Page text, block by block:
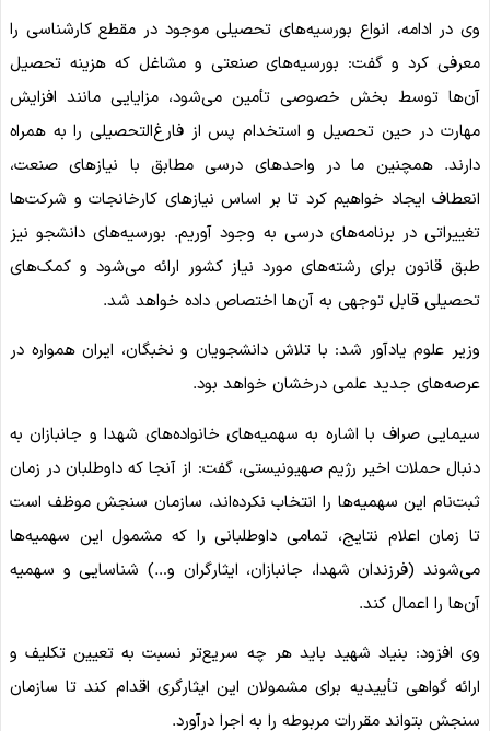
وی در ادامه، انواع بورسیه‌های تحصیلی موجود در مقطع کارشناسی را
معرفی کرد و گفت: بورسیه‌های صنعتی و مشاغل که هزینه تحصیل
آن‌ها توسط بخش خصوصی تأمین می‌شود، مزایایی مانند افزایش
مهارت در حین تحصیل و استخدام پس از فارغ‌التحصیلی را به همراه
دارند. همچنین ما در واحدهای درسی مطابق با نیازهای صنعت،
انعطاف ایجاد خواهیم کرد تا بر اساس نیازهای کارخانجات و شرکت‌ها
تغییراتی در برنامه‌های درسی به وجود آوریم. بورسیه‌های دانشجو نیز
طبق قانون برای رشته‌های مورد نیاز کشور ارائه می‌شود و کمک‌های
تحصیلی قابل توجهی به آن‌ها اختصاص داده خواهد شد.
وزیر علوم یادآور شد: با تلاش دانشجویان و نخبگان، ایران همواره در
عرصه‌های جدید علمی درخشان خواهد بود.
سیمایی صراف با اشاره به سهمیه‌های خانواده‌های شهدا و جانبازان به
دنبال حملات اخیر رژیم صهیونیستی، گفت: از آنجا که داوطلبان در زمان
ثبت‌نام این سهمیه‌ها را انتخاب نکرده‌اند، سازمان سنجش موظف است
تا زمان اعلام نتایج، تمامی داوطلبانی را که مشمول این سهمیه‌ها
می‌شوند (فرزندان شهدا، جانبازان، ایثارگران و…) شناسایی و سهمیه
آن‌ها را اعمال کند.
وی افزود: بنیاد شهید باید هر چه سریع‌تر نسبت به تعیین تکلیف و
ارائه گواهی تأییدیه برای مشمولان این ایثارگری اقدام کند تا سازمان
سنجش بتواند مقررات مربوطه را به اجرا درآورد.